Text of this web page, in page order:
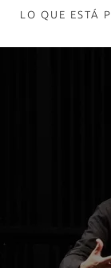
LO QUE ESTÁ